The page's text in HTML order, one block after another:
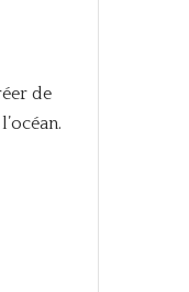
de